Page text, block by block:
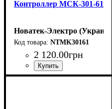
Контроллер МСК-301-61
Новатек-Электро (Украина)
NTMK30161
2 120.00грн